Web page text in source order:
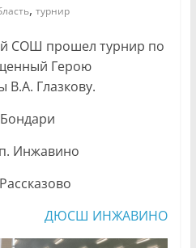
, турнир
СОШ прошел турнир по
Герою
В.А. Глазкову.
Инжавино
ДЮСШ ИНЖАВИНО